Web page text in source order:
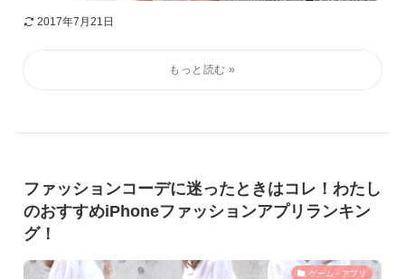
2017年7月21日
ファッションコーデに迷ったときはコレ！わたし
のおすすめiPhoneファッションアプリランキン
グ！
ゲーム・アプリ